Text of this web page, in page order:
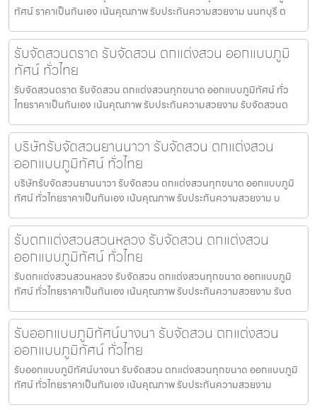
ทัศน์ ราคาเป็นกันเอง เน้นคุณภาพ รับประกันความสวยงาม นนทบุรี ต
รับจัดสวนตราด รับจัดสวน ตกแต่งสวน ออกแบบภูมิ
ทัศน์ ทั่วไทย
รับจัดสวนตราด รับจัดสวน ตกแต่งสวนทุกขนาด ออกแบบภูมิทัศน์ ทั่ว
ไทยราคาเป็นกันเอง เน้นคุณภาพ รับประกันความสวยงาม รับจัดสวนต
บริษัทรับจัดสวนยานนาวา รับจัดสวน ตกแต่งสวน
ออกแบบภูมิทัศน์ ทั่วไทย
บริษัทรับจัดสวนยานนาวา รับจัดสวน ตกแต่งสวนทุกขนาด ออกแบบภูมิ
ทัศน์ ทั่วไทยราคาเป็นกันเอง เน้นคุณภาพ รับประกันความสวยงาม บ
รับตกแต่งสวนสวนหลวง รับจัดสวน ตกแต่งสวน
ออกแบบภูมิทัศน์ ทั่วไทย
รับตกแต่งสวนสวนหลวง รับจัดสวน ตกแต่งสวนทุกขนาด ออกแบบภูมิ
ทัศน์ ทั่วไทยราคาเป็นกันเอง เน้นคุณภาพ รับประกันความสวยงาม รับต
รับออกแบบภูมิทัศน์บางนา รับจัดสวน ตกแต่งสวน
ออกแบบภูมิทัศน์ ทั่วไทย
รับออกแบบภูมิทัศน์บางนา รับจัดสวน ตกแต่งสวนทุกขนาด ออกแบบภูมิ
ทัศน์ ทั่วไทยราคาเป็นกันเอง เน้นคุณภาพ รับประกันความสวยงาม